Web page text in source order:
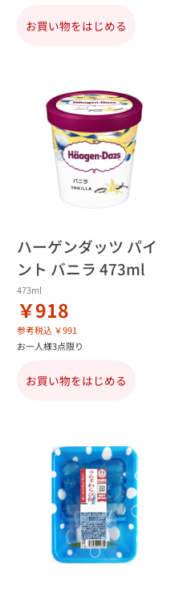
お買い物をはじめる
ハーゲンダッツ パイ
ント バニラ 473ml
473ml
￥918
参考税込 ￥991
お一人様3点限り
お買い物をはじめる